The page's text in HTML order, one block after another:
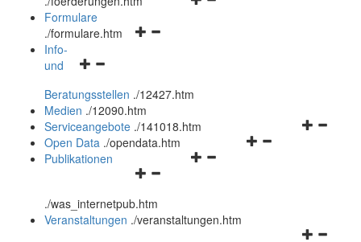
Navigationsmenü
Formulare
./formulare.htm
Navigationsmenü
und
schließen
Info-
und
Beratungsstellen ./12427.htm
Medien ./12090.htm
Navigationsmenü
Serviceangebote ./141018.htm
Navigationsmenü
Open Data ./opendata.htm
Navigationsmenü
und
schließen
Publikationen
./was_internetpub.htm
Veranstaltungen ./veranstaltungen.htm